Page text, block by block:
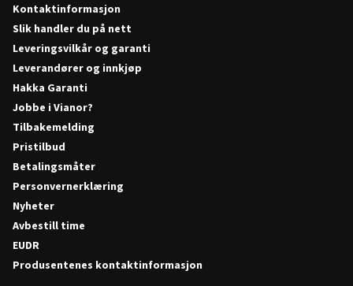
Kontaktinformasjon
Slik handler du på nett
Leveringsvilkår og garanti
Leverandører og innkjøp
Hakka Garanti
Jobbe i Vianor?
Tilbakemelding
Pristilbud
Betalingsmåter
Personvernerklæring
Nyheter
Avbestill time
EUDR
Produsentenes kontaktinformasjon